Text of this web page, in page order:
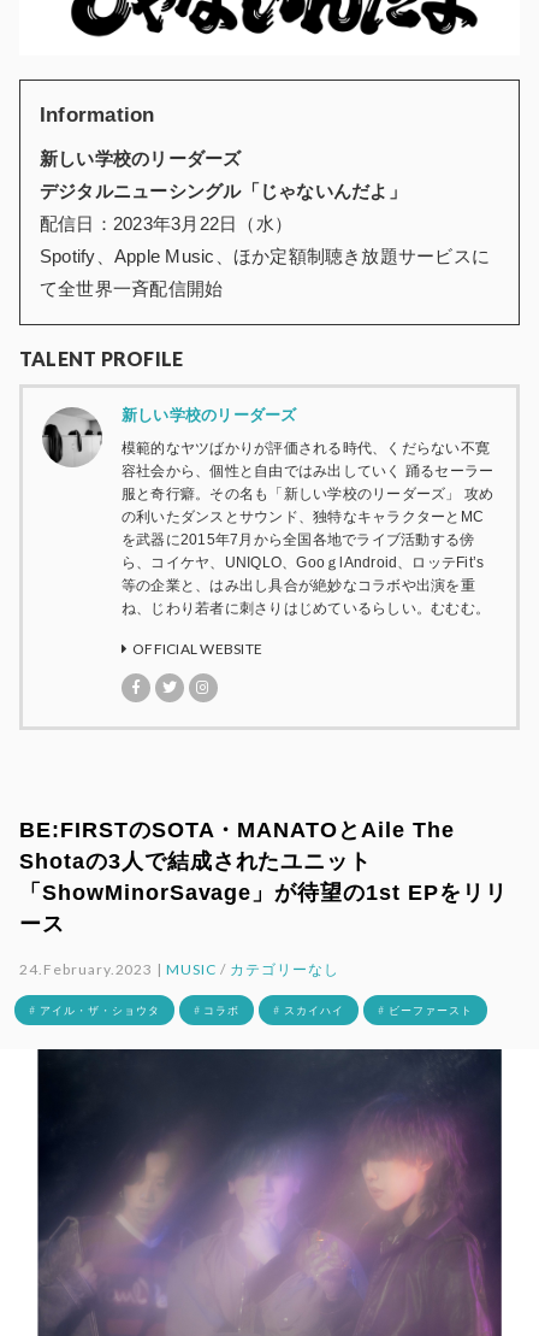
Information
新しい学校のリーダーズ
デジタルニューシングル「じゃないんだよ」
配信日：2023年3月22日（水）
Spotify、Apple Music、ほか定額制聴き放題サービスに
て全世界一斉配信開始
TALENT PROFILE
新しい学校のリーダーズ
模範的なヤツばかりが評価される時代、くだらない不寛
容社会から、個性と自由ではみ出していく 踊るセーラー
服と奇行癖。その名も「新しい学校のリーダーズ」 攻め
の利いたダンスとサウンド、独特なキャラクターとMC
を武器に2015年7月から全国各地でライブ活動する傍
ら、コイケヤ、UNIQLO、GooｇlAndroid、ロッテFit’s
等の企業と、はみ出し具合が絶妙なコラボや出演を重
ね、じわり若者に刺さりはじめているらしい。むむむ。
OFFICIAL WEBSITE
BE:FIRSTのSOTA・MANATOとAile The
Shotaの3人で結成されたユニット
「ShowMinorSavage」が待望の1st EPをリリ
ース
24.February.2023 |MUSIC / カテゴリーなし
# アイル・ザ・ショウタ # コラボ # スカイハイ # ビーファースト